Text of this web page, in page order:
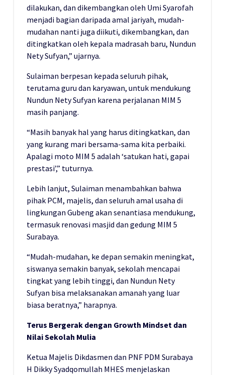
dilakukan, dan dikembangkan oleh Umi Syarofah
menjadi bagian daripada amal jariyah, mudah-
mudahan nanti juga diikuti, dikembangkan, dan
ditingkatkan oleh kepala madrasah baru, Nundun
Nety Sufyan,” ujarnya.
Sulaiman berpesan kepada seluruh pihak,
terutama guru dan karyawan, untuk mendukung
Nundun Nety Sufyan karena perjalanan MIM 5
masih panjang.
“Masih banyak hal yang harus ditingkatkan, dan
yang kurang mari bersama-sama kita perbaiki.
Apalagi moto MIM 5 adalah ‘satukan hati, gapai
prestasi’,” tuturnya.
Lebih lanjut, Sulaiman menambahkan bahwa
pihak PCM, majelis, dan seluruh amal usaha di
lingkungan Gubeng akan senantiasa mendukung,
termasuk renovasi masjid dan gedung MIM 5
Surabaya.
“Mudah-mudahan, ke depan semakin meningkat,
siswanya semakin banyak, sekolah mencapai
tingkat yang lebih tinggi, dan Nundun Nety
Sufyan bisa melaksanakan amanah yang luar
biasa beratnya,” harapnya.
Terus Bergerak dengan Growth Mindset dan
Nilai Sekolah Mulia
Ketua Majelis Dikdasmen dan PNF PDM Surabaya
H Dikky Syadqomullah MHES menjelaskan